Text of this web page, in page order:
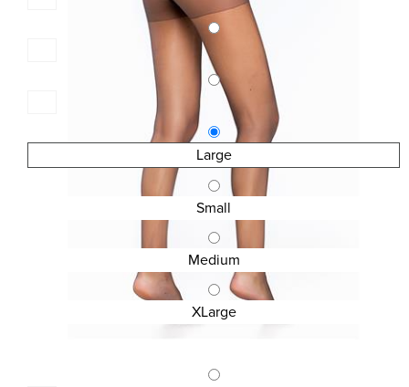
Large
Small
Medium
XLarge
Κωδ.:3504
ΔΙΑΦΑΝΟ ΚΑΛΣΟΝ 20 DEN FAVORITO
4,90 € 3,68 €